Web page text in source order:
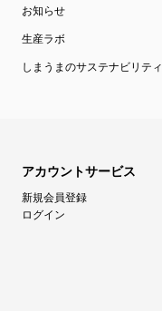
お知らせ
生産ラボ
しまうまのサステナビリティ
アカウントサービス
新規会員登録
ログイン